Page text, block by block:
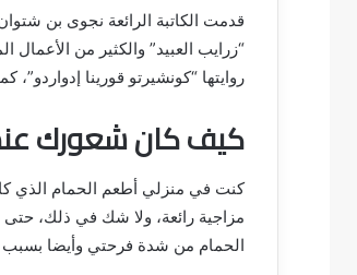
قدمت الكاتبة الرائعة نجوى بن
“زرايب العبيد” والكثير من الأعمال
روايتها “كونشيرتو قورينا
كيف كان شعورك
كنت في منزلي أطعم الحمام الذي
مزاجية رائعة، ولا شك في ذلك،
الحمام من شدة فرحتي وأيضا